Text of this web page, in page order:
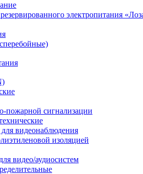
электропитания
пожарной сигнализации
видеонаблюдения
изоляцией
видео/аудиосистем